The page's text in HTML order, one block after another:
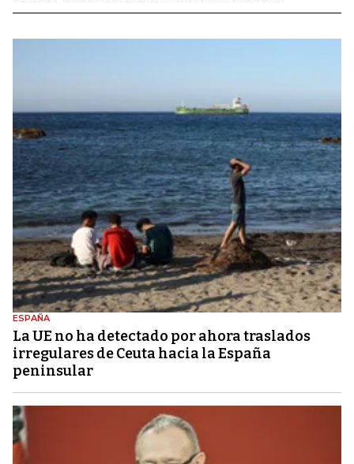
ESPAÑA
La UE no ha detectado por ahora traslados
irregulares de Ceuta hacia la España
peninsular